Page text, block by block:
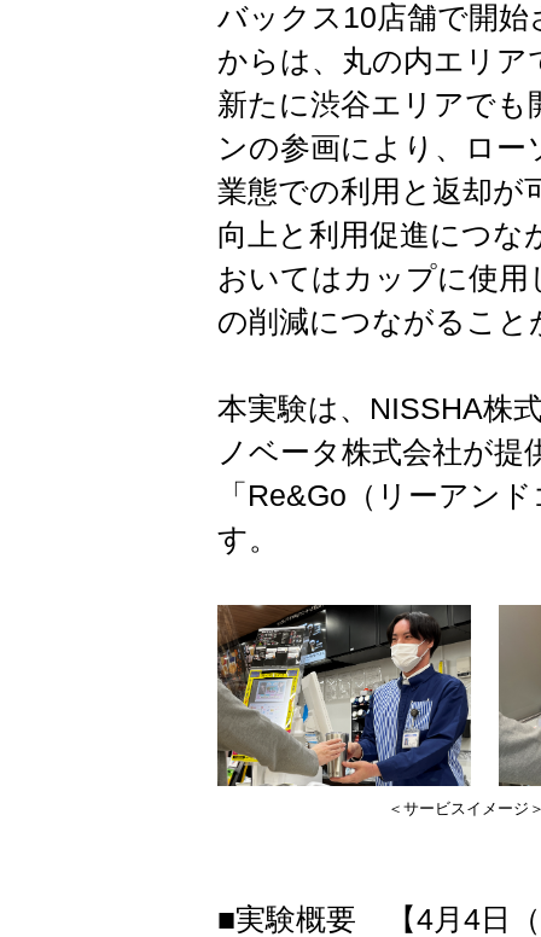
バックス10店舗で開
からは、丸の内エリア
新たに渋谷エリアでも
ンの参画により、ロ
業態での利用と返却が
向上と利用促進につな
おいてはカップに使
の削減につながること
本実験は、NISSHA株
ノベータ株式会社が
「Re&Go（リーアン
す。
＜サービスイメージ
■実験概要 【4月4日